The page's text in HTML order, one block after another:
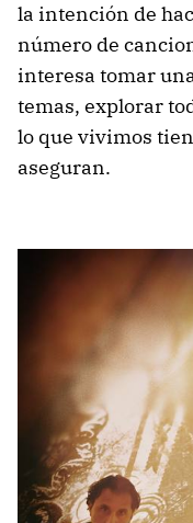
la intención de
número de
interesa tomar
temas, explorar
lo que vivimos
aseguran.